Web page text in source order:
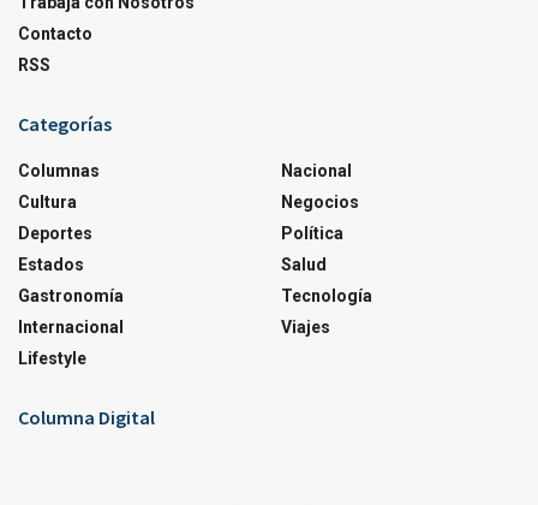
Contacto
RSS
Categorías
Columnas
Cultura
Deportes
Estados
Gastronomía
Internacional
Lifestyle
Nacional
Negocios
Política
Salud
Tecnología
Viajes
Columna Digital